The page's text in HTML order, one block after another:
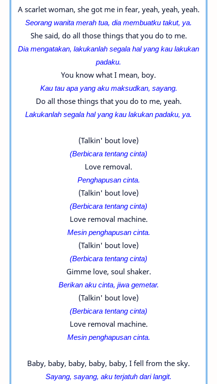
A scarlet woman, she got me in fear, yeah, yeah, yeah.
Seorang wanita merah tua, dia membuatku takut, ya.
She said, do all those things that you do to me.
Dia mengatakan, lakukanlah segala hal yang kau lakukan
padaku.
You know what I mean, boy.
Kau tau apa yang aku maksudkan, sayang.
Do all those things that you do to me, yeah.
Lakukanlah segala hal yang kau lakukan padaku, ya.
(Talkin' bout love)
(Berbicara tentang cinta)
Love removal.
Penghapusan cinta.
(Talkin' bout love)
(Berbicara tentang cinta)
Love removal machine.
Mesin penghapusan cinta.
(Talkin' bout love)
(Berbicara tentang cinta)
Gimme love, soul shaker.
Berikan aku cinta, jiwa gemetar.
(Talkin' bout love)
(Berbicara tentang cinta)
Love removal machine.
Mesin penghapusan cinta.
Baby, baby, baby, baby, baby, I fell from the sky.
Sayang, sayang, aku terjatuh dari langit.